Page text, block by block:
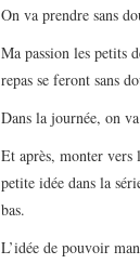
On va prendre sans
Ma passion les petits
repas se feront sans
Dans la journée, on
Et après, monter vers
petite idée dans la
bas.
L’idée de pouvoir